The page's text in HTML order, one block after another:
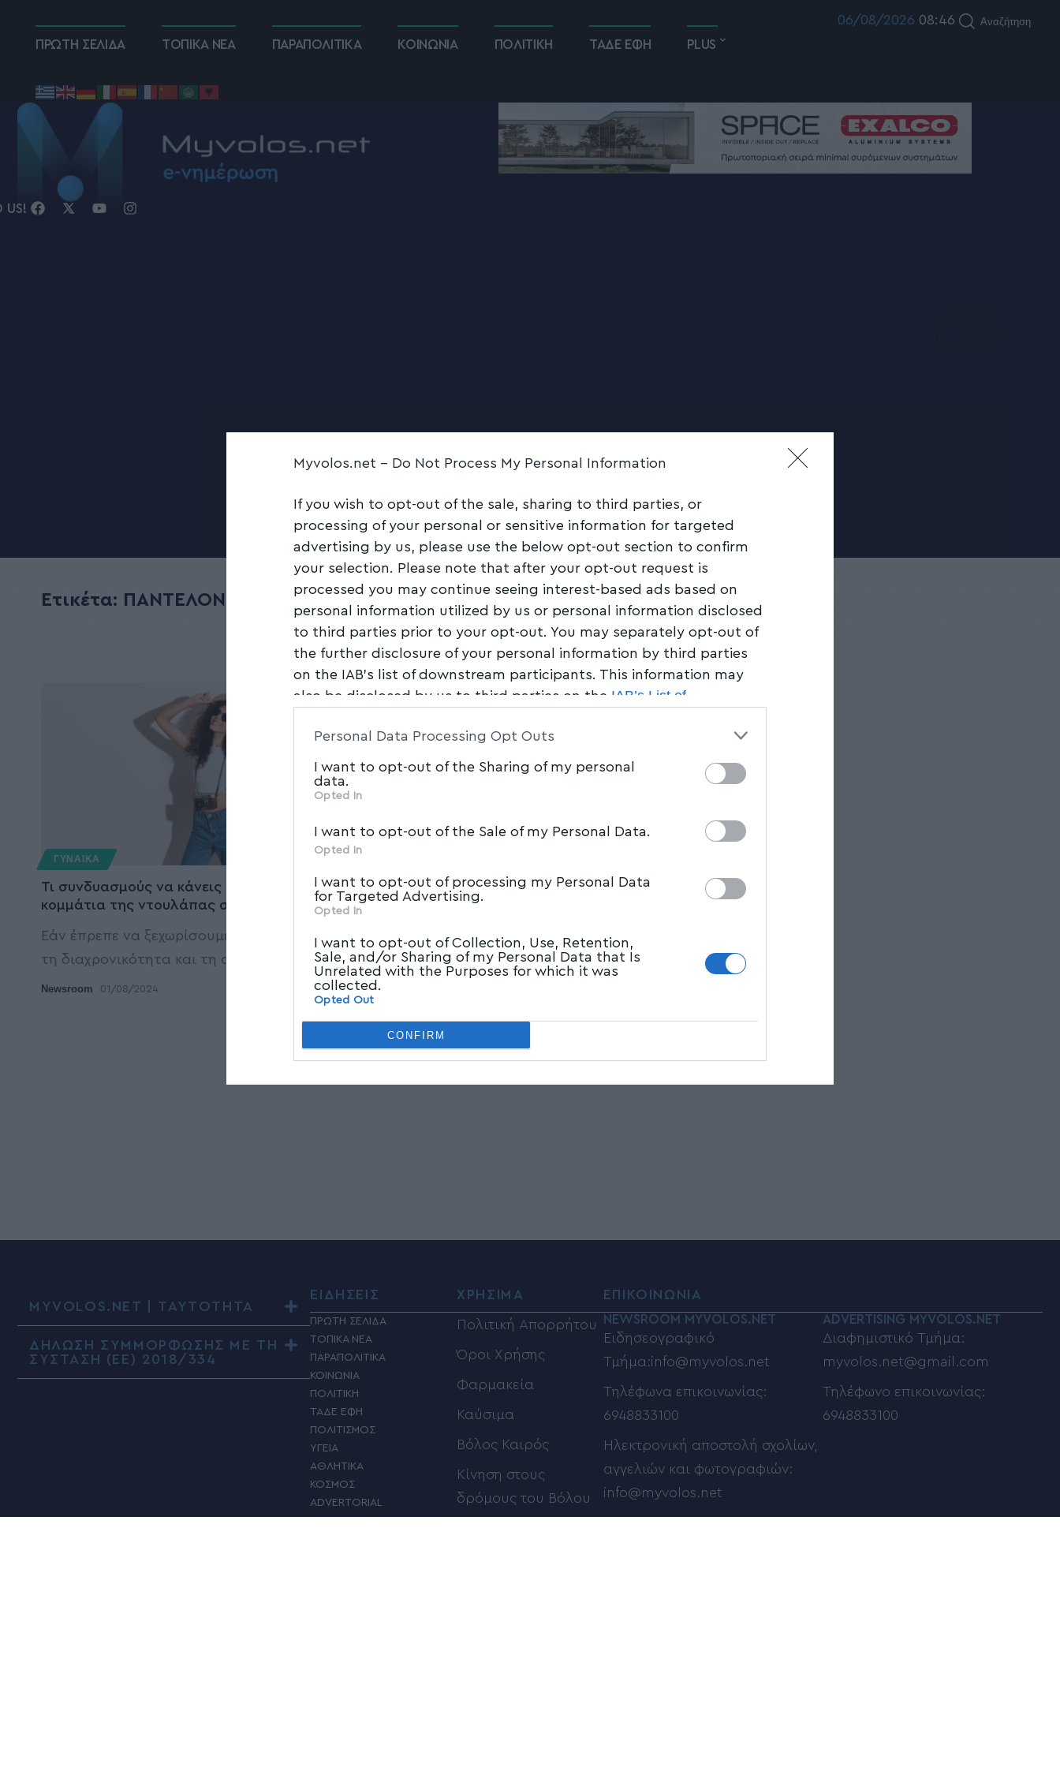
Myvolos.net - Do Not Process My Personal Information
If you wish to opt-out of the sale, sharing to third parties, or
processing of your personal or sensitive information for targeted
advertising by us, please use the below opt-out section to confirm
your selection. Please note that after your opt-out request is
processed you may continue seeing interest-based ads based on
personal information utilized by us or personal information disclosed
to third parties prior to your opt-out. You may separately opt-out of
the further disclosure of your personal information by third parties
on the IAB’s list of downstream participants. This information may
also be disclosed by us to third parties on the IAB’s List of
parties.
Personal Data Processing Opt Outs
I want to opt-out of the Sharing of my personal
data.
Opted In
I want to opt-out of the Sale of my Personal Data.
Opted In
I want to opt-out of processing my Personal Data
for Targeted Advertising.
Opted In
I want to opt-out of Collection, Use, Retention,
Sale, and/or Sharing of my Personal Data that Is
Unrelated with the Purposes for which it was
collected.
Opted Out
CONFIRM
ΠΡΩΤΗ ΣΕΛΙΔΑ ΤΟΠΙΚΑ ΝΕΑ ΠΑΡΑΠΟΛΙΤΙΚΑ ΚΟΙΝΩΝΙΑ ΠΟΛΙΤΙΚΗ ΤΑΔΕ ΕΦΗ PLUS
06/08/2026 08:46 Αναζήτηση
US!
Ετικέτα: ΠΑΝΤΕΛΟΝΟ
ΓΥΝΑΙΚΑ
Τι συνδυασμούς να κάνεις με τα τζιν
κομμάτια της ντουλάπας σου το καλοκαίρι
Εάν έπρεπε να ξεχωρίσουμε ένα ύφασμα για
τη διαχρονικότητα και τη στυλιστική
Newsroom 01/08/2024
MYVOLOS.NET | ΤΑΥΤΟΤΗΤΑ
ΔΗΛΩΣΗ ΣΥΜΜΟΡΦΩΣΗΣ ΜΕ ΤΗ
ΣΥΣΤΑΣΗ (ΕΕ) 2018/334
ΕΙΔΗΣΕΙΣ
ΠΡΩΤΗ ΣΕΛΙΔΑ
ΤΟΠΙΚΑ ΝΕΑ
ΠΑΡΑΠΟΛΙΤΙΚΑ
ΚΟΙΝΩΝΙΑ
ΠΟΛΙΤΙΚΗ
ΤΑΔΕ ΕΦΗ
ΠΟΛΙΤΙΣΜΟΣ
ΥΓΕΙΑ
ΑΘΛΗΤΙΚΑ
ΚΟΣΜΟΣ
ADVERTORIAL
ΧΡΗΣΙΜΑ
Πολιτική Απορρήτου
Όροι Χρήσης
Φαρμακεία
Καύσιμα
Βόλος Καιρός
Κίνηση στους
δρόμους του Βόλου
ΕΠΙΚΟΙΝΩΝΙΑ
NEWSROOM MYVOLOS.NET
Ειδησεογραφικό
Τμήμα:info@myvolos.net
Τηλέφωνα επικοινωνίας:
6948833100
Ηλεκτρονική αποστολή σχολίων,
αγγελιών και φωτογραφιών:
info@myvolos.net
ADVERTISING MYVOLOS.NET
Διαφημιστικό Τμήμα:
myvolos.net@gmail.com
Τηλέφωνο επικοινωνίας:
6948833100